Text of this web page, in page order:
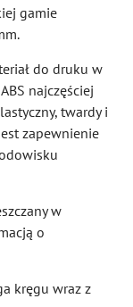
gamie
do druku w
najczęściej
twardy i
zapewnienie
w
o
kręgu wraz z